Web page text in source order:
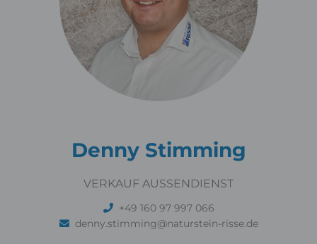
Denny Stimming
VERKAUF AUSSENDIENST
+49 160 97 997 066
denny.stimming@naturstein-risse.de